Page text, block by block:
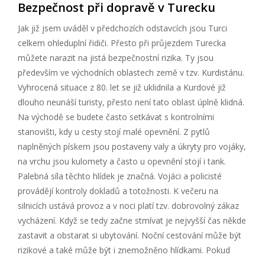
Bezpečnost při dopravě v Turecku
Jak již jsem uváděl v předchozích odstavcích jsou Turci
celkem ohleduplní řidiči. Přesto při průjezdem Turecka
můžete narazit na jistá bezpečnostní rizika. Ty jsou
především ve východních oblastech země v tzv. Kurdistánu.
Vyhrocená situace z 80. let se již uklidnila a Kurdové již
dlouho neunáší turisty, přesto není tato oblast úplně klidná.
Na východě se budete často setkávat s kontrolními
stanovišti, kdy u cesty stojí malé opevnění. Z pytlů
naplněných pískem jsou postaveny valy a úkryty pro vojáky,
na vrchu jsou kulomety a často u opevnění stojí i tank.
Palebná síla těchto hlídek je značná. Vojáci a policisté
provádějí kontroly dokladů a totožnosti. K večeru na
silnicích ustává provoz a v noci platí tzv. dobrovolný zákaz
vycházení. Když se tedy začne stmívat je nejvyšší čas někde
zastavit a obstarat si ubytování. Noční cestování může být
rizikové a také může být i znemožněno hlídkami. Pokud